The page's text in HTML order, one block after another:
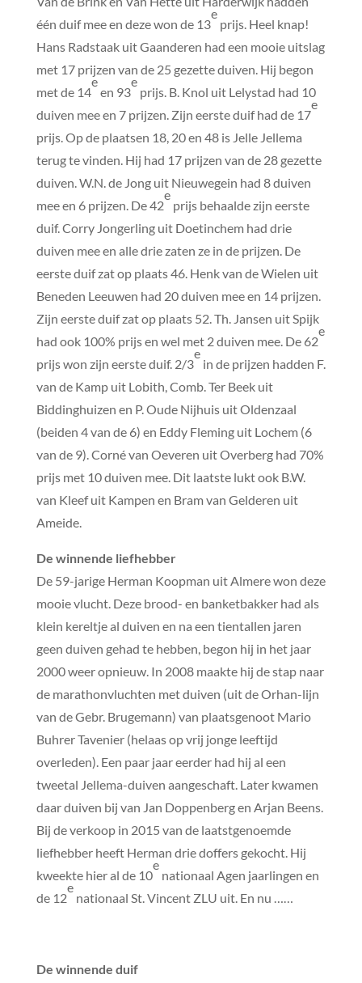
één duif mee en deze won de 13
e
prijs. Heel knap!
Hans Radstaak uit Gaanderen had een mooie uitslag
met 17 prijzen van de 25 gezette duiven. Hij begon
met de 14
e
en 93
e
prijs. B. Knol uit Lelystad had 10
duiven mee en 7 prijzen. Zijn eerste duif had de 17
e
prijs. Op de plaatsen 18, 20 en 48 is Jelle Jellema
terug te vinden. Hij had 17 prijzen van de 28 gezette
duiven. W.N. de Jong uit Nieuwegein had 8 duiven
mee en 6 prijzen. De 42
e
prijs behaalde zijn eerste
duif. Corry Jongerling uit Doetinchem had drie
duiven mee en alle drie zaten ze in de prijzen. De
eerste duif zat op plaats 46. Henk van de Wielen uit
Beneden Leeuwen had 20 duiven mee en 14 prijzen.
Zijn eerste duif zat op plaats 52. Th. Jansen uit Spijk
had ook 100% prijs en wel met 2 duiven mee. De 62
e
prijs won zijn eerste duif. 2/3
e
in de prijzen hadden F.
van de Kamp uit Lobith, Comb. Ter Beek uit
Biddinghuizen en P. Oude Nijhuis uit Oldenzaal
(beiden 4 van de 6) en Eddy Fleming uit Lochem (6
van de 9). Corné van Oeveren uit Overberg had 70%
prijs met 10 duiven mee. Dit laatste lukt ook B.W.
van Kleef uit Kampen en Bram van Gelderen uit
Ameide.
De winnende liefhebber
De 59-jarige Herman Koopman uit Almere won deze
mooie vlucht. Deze brood- en banketbakker had als
klein kereltje al duiven en na een tientallen jaren
geen duiven gehad te hebben, begon hij in het jaar
2000 weer opnieuw. In 2008 maakte hij de stap naar
de marathonvluchten met duiven (uit de Orhan-lijn
van de Gebr. Brugemann) van plaatsgenoot Mario
Buhrer Tavenier (helaas op vrij jonge leeftijd
overleden). Een paar jaar eerder had hij al een
tweetal Jellema-duiven aangeschaft. Later kwamen
daar duiven bij van Jan Doppenberg en Arjan Beens.
Bij de verkoop in 2015 van de laatstgenoemde
liefhebber heeft Herman drie doffers gekocht. Hij
kweekte hier al de 10
e
nationaal Agen jaarlingen en
de 12
e
nationaal St. Vincent ZLU uit. En nu ……
De winnende duif